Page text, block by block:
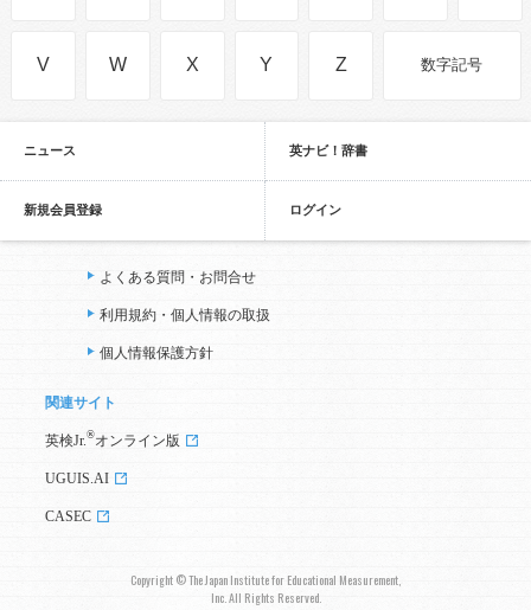
V W X Y Z 数字記号
ニュース 英ナビ！辞書
新規会員登録 ログイン
よくある質問・お問合せ
利用規約・個人情報の取扱
個人情報保護方針
関連サイト
英検Jr. ®オンライン版
UGUIS.AI
CASEC
Copyright © The Japan Institute for Educational Measurement,
Inc. All Rights Reserved.